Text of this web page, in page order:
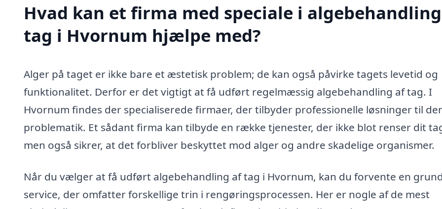
Hvad kan et firma med speciale i
tag i Hvornum hjælpe med?
Alger på taget er ikke bare et æstetisk problem; de kan også påvirke tagets levetid og
funktionalitet. Derfor er det vigtigt at få udført regelmæssig algebehandling af tag. I
Hvornum findes der specialiserede firmaer, der tilbyder professionelle løsninger til
problematik. Et sådant firma kan tilbyde en række tjenester, der ikke blot renser dit
men også sikrer, at det forbliver beskyttet mod alger og andre skadelige organismer.
Når du vælger at få udført algebehandling af tag i Hvornum, kan du forvente en
service, der omfatter forskellige trin i rengøringsprocessen. Her er nogle af de mest